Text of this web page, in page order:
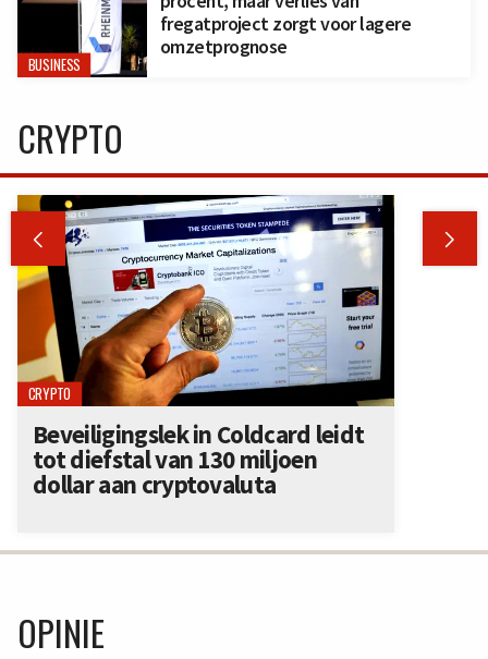
BUSINESS
fregatproject zorgt voor lagere
omzetprognose
CRYPTO
 
CRYPTO
Beveiligingslek in Coldcard leidt
tot diefstal van 130 miljoen
dollar aan cryptovaluta
OPINIE